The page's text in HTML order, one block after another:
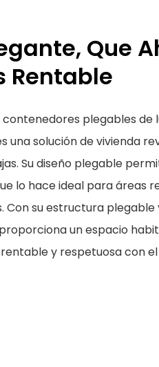
Que
Rentable
plegables de
una solución de vivienda
Su diseño plegable
lo hace ideal para áreas
su estructura plegable
un espacio
y respetuosa con